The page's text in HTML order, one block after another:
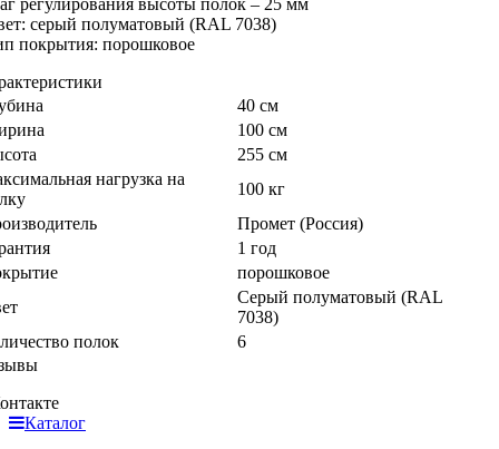
серый полуматовый (RAL 7038)
покрытия: порошковое
40 см
100 см
255 см
нагрузка на
100 кг
Промет (Россия)
1 год
порошковое
Серый полуматовый (RAL
7038)
полок
6
Каталог